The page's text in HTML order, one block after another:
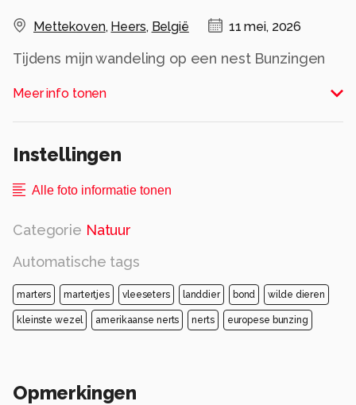
Mettekoven, Heers, België 11 mei, 2026
Tijdens mijn wandeling op een nest Bunzingen
Meer info tonen
Instellingen
Alle foto informatie tonen
Categorie Natuur
Automatische tags
marters martertjes vleeseters landdier bond wilde dieren
kleinste wezel amerikaanse nerts nerts europese bunzing
Opmerkingen